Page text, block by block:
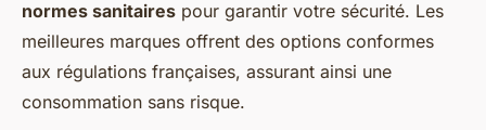
normes sanitaires pour garantir votre sécurité. Les
meilleures marques offrent des options conformes
aux régulations françaises, assurant ainsi une
consommation sans risque.